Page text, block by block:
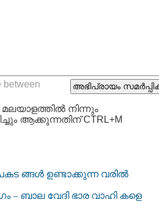
between
നിന്നും
ആക്കുന്നതിന് CTRL+M
ങ്ങള്‍ ഉണ്ടാക്കുന്ന വരില്‍
– ബാല വേദി ഭാര വാഹി കളെ